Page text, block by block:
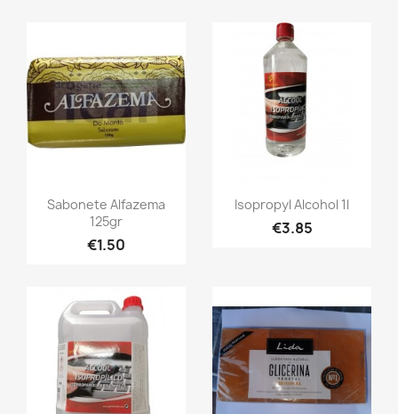
Sabonete Alfazema
125gr
€1.50
Isopropyl Alcohol 1l
€3.85